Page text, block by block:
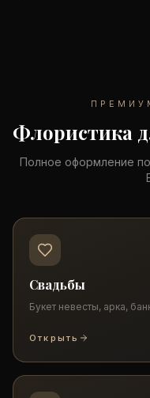
Флористика
Полное оформление
Свадьбы
Букет невесты, арка,
Открыть